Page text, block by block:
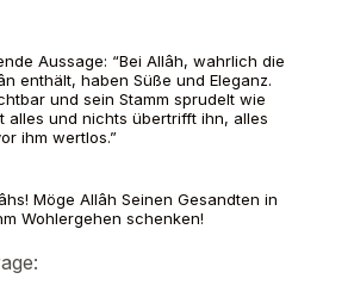
Aussage: “Bei Allâh, wahrlich die
enthält, haben Süße und Eleganz.
und sein Stamm sprudelt wie
alles und nichts übertrifft ihn, alles
ihm wertlos.”
Möge Allâh Seinen Gesandten in
Wohlergehen schenken!